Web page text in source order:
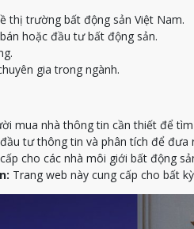
thị trường bất động sản Việt Nam.
hoặc đầu tư bất động sản.
gia trong ngành.
mua nhà thông tin cần thiết để
tư thông tin và phân tích để
cho các nhà môi giới bất động
Trang web này cung cấp cho bất